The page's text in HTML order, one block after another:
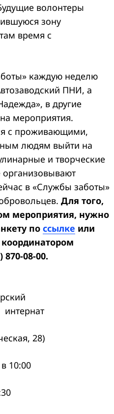
волонтеры
зону
время с
каждую неделю
ПНИ, а
в другие
мероприятия.
с проживающими,
людям выйти на
и творческие
организовывают
в «Службы заботы»
Для того,
мероприятия, нужно
по ссылке или
870-08-00.
интернат
28)
в 10:00